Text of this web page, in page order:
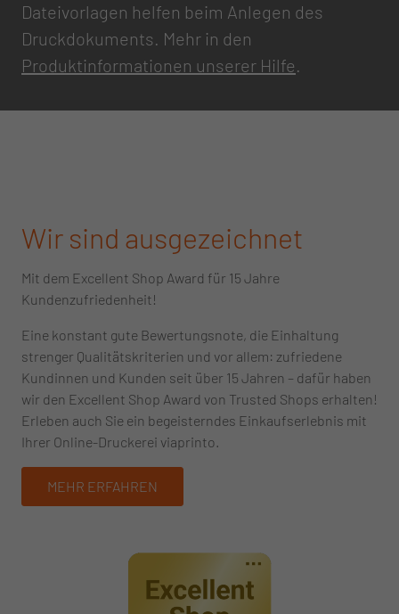
Dateivorlagen helfen beim Anlegen des
Druckdokuments. Mehr in den
Produktinformationen unserer Hilfe.
Wir sind ausgezeichnet
Mit dem Excellent Shop Award für 15 Jahre
Kundenzufriedenheit!
Eine konstant gute Bewertungsnote, die Einhaltung
strenger Qualitätskriterien und vor allem: zufriedene
Kundinnen und Kunden seit über 15 Jahren – dafür haben
wir den Excellent Shop Award von Trusted Shops erhalten!
Erleben auch Sie ein begeisterndes Einkaufserlebnis mit
Ihrer Online-Druckerei viaprinto.
MEHR ERFAHREN